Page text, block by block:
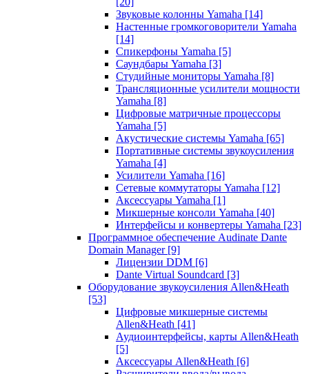
Звуковые колонны Yamaha [14]
Настенные громкоговорители Yamaha
[14]
Спикерфоны Yamaha [5]
Саундбары Yamaha [3]
Студийные мониторы Yamaha [8]
Трансляционные усилители мощности
Yamaha [8]
Цифровые матричные процессоры
Yamaha [5]
Акустические системы Yamaha [65]
Портативные системы звукоусиления
Yamaha [4]
Усилители Yamaha [16]
Сетевые коммутаторы Yamaha [12]
Аксессуары Yamaha [1]
Микшерные консоли Yamaha [40]
Интерфейсы и конвертеры Yamaha [23]
Программное обеспечение Audinate Dante
Domain Manager [9]
Лицензии DDM [6]
Dante Virtual Soundcard [3]
Оборудование звукоусиления Allen&Heath
[53]
Цифровые микшерные системы
Allen&Heath [41]
Аудиоинтерфейсы, карты Allen&Heath
[5]
Аксессуары Allen&Heath [6]